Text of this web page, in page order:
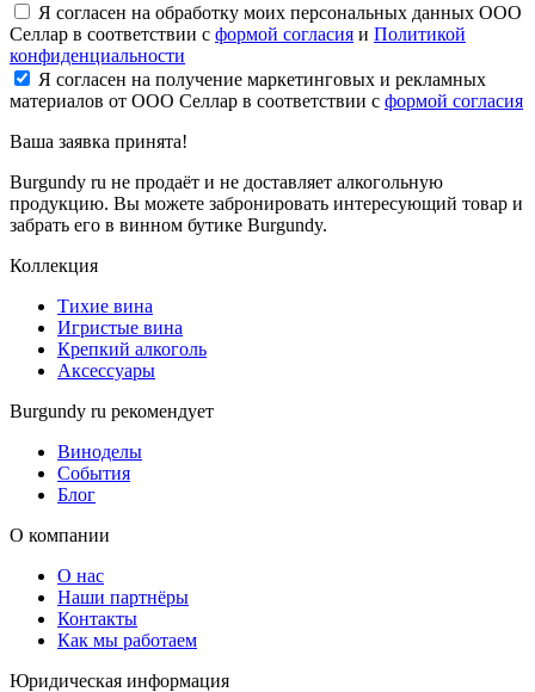
Я согласен на обработку моих персональных данных ООО
Селлар в соответствии с формой согласия и Политикой
конфиденциальности
Я согласен на получение маркетинговых и рекламных
материалов от ООО Селлар в соответствии с формой согласия
Ваша заявка принята!
Burgundy ru не продаёт и не доставляет алкогольную
продукцию. Вы можете забронировать интересующий товар и
забрать его в винном бутике Burgundy.
Коллекция
Тихие вина
Игристые вина
Крепкий алкоголь
Аксессуары
Burgundy ru рекомендует
Виноделы
События
Блог
О компании
О нас
Наши партнёры
Контакты
Как мы работаем
Юридическая информация